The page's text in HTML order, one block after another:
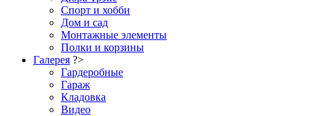
Спорт и хобби
Дом и сад
Монтажные элементы
Полки и корзины
Галерея ?>
Гардеробные
Гараж
Кладовка
Видео